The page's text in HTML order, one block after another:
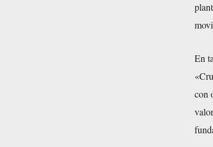
En
con